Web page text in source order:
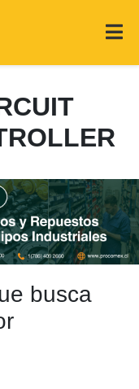
busca